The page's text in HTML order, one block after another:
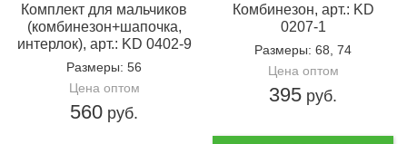
Комплект для мальчиков
(комбинезон+шапочка,
интерлок), арт.: KD 0402-9
Размеры: 56
Цена оптом
560 руб.
Комбинезон, арт.: KD
0207-1
Размеры: 68, 74
Цена оптом
395 руб.